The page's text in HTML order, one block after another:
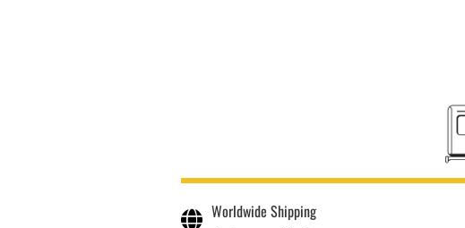
Worldwide Shipping